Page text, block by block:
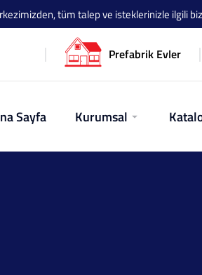
tüm talep ve isteklerinizle ilgili
Prefabrik Evler
Sayfa Kurumsal